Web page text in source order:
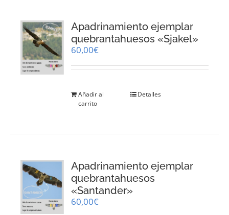
Apadrinamiento ejemplar
quebrantahuesos «Sjakel»
60,00€
Añadir al
carrito
Detalles
Apadrinamiento ejemplar
quebrantahuesos
«Santander»
60,00€